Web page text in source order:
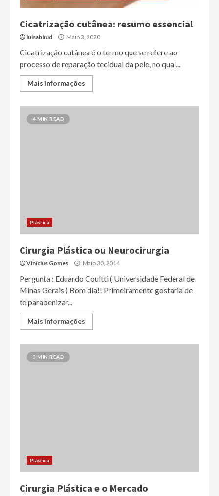
Cicatrização cutânea: resumo essencial
luisabbud Maio 3, 2020
Cicatrização cutânea é o termo que se refere ao
processo de reparação tecidual da pele, no qual...
Mais informações
4 MIN READ
Plástica
Cirurgia Plástica ou Neurocirurgia
Vinícius Gomes Maio 30, 2014
Pergunta : Eduardo Coultti ( Universidade Federal de
Minas Gerais ) Bom dia!! Primeiramente gostaria de
te parabenizar...
Mais informações
3 MIN READ
Plástica
Cirurgia Plástica e o Mercado